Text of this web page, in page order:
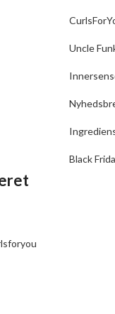
Uncle
Black